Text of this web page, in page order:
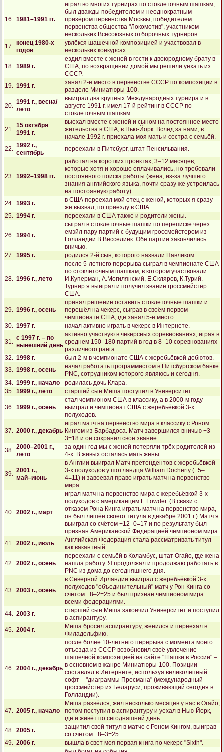
16. 1981–1991 гг.
играл во многих турнирах по стоклеточным шашкам,
был дважды победителем и неоднократным
призёром первенства Москвы, победителем
первенства общества "Локомотив", участником
нескольких Всесоюзных отборочных турниров.
17. конец 1980-х
годов
увлёкся шашечной композицией и участвовал в
нескольких конкурсах.
18. 1989 г.
ездил вместе с женой в гости к двоюродному брату в
США; по возвращении домой мы решили уехать из
СССР.
19. 1991 г.
занял 2-е место в первенстве СССР по композиции в
разделе Миниатюры-100.
20.
1991 г., весна/
лето
выиграл два крупных Международных турнира и в
августе 1991 г. имел 17-й рейтинг в СССР по
стоклеточным шашкам.
21.
15 октября
1991 г.
выехал вместе с женой и сыном на постоянное место
жительства в США, в Нью-Йорк. Вслед за нами, в
начале 1992 г. приехала моя мать и сестра с семьёй.
22. 1992 г.,
сентябрь
переехали в Питсбург, штат Пенсильвания.
23. 1992–1998 гг.
работал на коротких проектах, 3–12 месяцев,
которые хотя и хорошо оплачивались, но требовали
постоянного поиска работы (жена, из-за лучшего
знания английского языка, почти сразу же устроилась
на постоянную работу).
24. 1993 г.
в США переехал мой отец с женой, которых я сразу
же вызвал, по приезду в США.
25. 1994 г. переехали в США также и родители жены.
26. 1994 г.
сыграл в стоклеточные шашки по переписке через
емэйл пару партий с будущим гроссмейстером из
Голландии В.Весселинк. Обе партии закончились
вничью.
27. 1995 г. родился 2-й сын, которого назвали Павликом.
28. 1996 г., лето
после 5-летнего перерыва сыграл в чемпионате США
по стоклеточным шашкам, в котором участвовали
И.Куперман, А.Могилянский, Е.Скляров, К.Турий.
Турнир я выиграл и получил звание гроссмейстер
США.
29. 1996 г., осень
принял решение оставить стоклеточные шашки и
перешёл на чекерс, сыграв в своём первом
чемпионате США, где занял 5-е место.
30. 1997 г. начал активно играть в чекерс в Интернете.
31.
c 1997 г. – по
нынешний день
активно участвую в чекерсных соревнованиях, играя в
среднем 150–180 партий в год в 8–10 соревнованиях
различного ранга.
32. 1998 г.
был 2-м в чемпионате США с жеребьёвкой дебютов.
33. 1998 г., осень
начал работать программистом в Питсбургском банке
PNC, сотрудником которого являюсь и сегодня.
34. 1999 г., начало
родилась дочь Клара.
35. 1999 г., лето старший сын Миша поступил в Университет.
36. 1999 г., осень
стал чемпионом США в классику, а в 2000-м году –
выиграл и чемпионат США с жеребьёвкой 3-х
полуходов.
37. 2000 г., декабрь
играл матч на первенство мира в классику с Роном
Кингом из Барбадоса. Матч завершился вничью +3–
3=18 и он сохранил своё звание.
38. 2000–2001 г.,
лето
за один год мы с женой потеряли трёх родителей из
4-х. В живых осталась мать жены.
39. 2001 г.,
май–июнь
в Англии выиграл Матч претендентов с жеребьёвкой
3-х полуходов у шотландца William Docherty (+5–
4=11) и завоевал право играть матч на первенство
мира.
40. 2002 г., март
играл матч на первенство мира с жеребьёвкой 3-х
полуходов с американцем E.Lowder. (В связи с
отказом Рона Кинга играть матч на первенство мира,
он был лишён своего титула в декабре 2001 г.) Матч я
выиграл со счётом +12–0=17 и по результату был
признан Американской Федерацией чемпионом мира.
41. 2002 г., июль
Английская Федерация стала рассматривать титул
как вакантный.
42. 2002 г., осень
переехали с семьёй в Коламбус, штат Огайо, где жена
нашла работу. Я продолжал и продолжаю работать в
PNC из дома до сегодняшнего дня.
43. 2003 г., осень
в Северной Ирландии выиграл с жеребьёвкой 3-х
полуходов "объединительный" матч у Рон Кинга со
счётом +8–2=25 и был признан чемпионом мира
всеми федерациями.
44. 2003 г.
старший сын Миша закончил Университет и поступил
в аспирантуру.
45. 2004 г.
Миша бросил аспирантуру, женился и переехал в
Филадельфию.
46. 2004 г., декабрь
после более 10-летнего перерыва с момента моего
отъезда из СССР возобновил своё увлечение
шашечной композицией на сайте "Шашки в России" –
в основном в жанре Миниатюры-100. Позиции
составлял в Интернете, используя великолепный
софт – "диаграммы Пресмана" (международный
гроссмейстер из Беларуси, проживающий сегодня в
Голландии).
47. 2005 г., начало
Миша развёлся, жил несколько месяцев у нас в Огайо,
потом поступил в аспирантуру и уехал в Нью-Йорк,
где и живёт по сегодняшний день.
48. 2005 г.
защитил свой титул в матче с Роном Кингом, выиграв
со счётом +8–3=25.
49. 2006 г.
вышла в свет моя первая книга по чекерс "Sixth".